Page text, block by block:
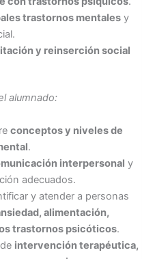
trastornos mentalesy
y reinserción social
alumnado:
conceptos y niveles de
.
interpersonal y
adecuados.
y atender a personas
alimentación,
trastornos psicóticos.
intervención terapéutica,